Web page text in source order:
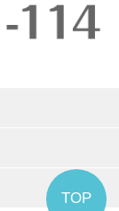
TOP